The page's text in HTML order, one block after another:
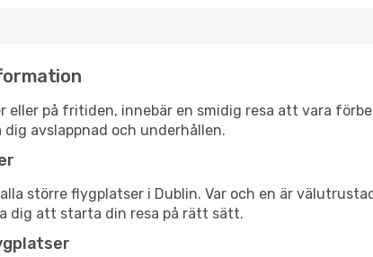
eller på fritiden, innebär en smidig resa att vara
avslappnad och underhållen.
större flygplatser i Dublin. Var och en är
dig att starta din resa på rätt sätt.